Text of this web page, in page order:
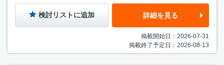
検討リストに追加 詳細を見る
掲載開始日：2026-07-31
掲載終了予定日：2026-08-13